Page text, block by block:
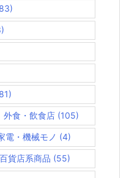
外食・飲食店(105)
電・機械モノ (4)
百貨店系商品 (55)